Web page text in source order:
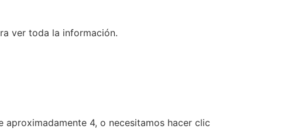
ver toda la información.
4, o necesitamos hacer clic